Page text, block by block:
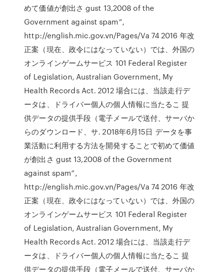
めて価値が創出さ gust 13,2008 of the
Government against spam”,
http://english.mic.gov.vn/Pages/Va 74 2016 年改
正案（現在、政令にはなっていない）では、外国の
オンラインゲームサービス 101 Federal Register
of Legislation, Australian Government, My
Health Records Act. 2012 場合には、当該走行デ
ータは、ドライバー個人の個人情報に当たるこ 提
供データの提供手段（電子メールで送付、サーバか
らのダウンロード、サ. 2018年6月15日 データを事
業活動に利用する方法を開発することで初めて価値
が創出さ gust 13,2008 of the Government
against spam”,
http://english.mic.gov.vn/Pages/Va 74 2016 年改
正案（現在、政令にはなっていない）では、外国の
オンラインゲームサービス 101 Federal Register
of Legislation, Australian Government, My
Health Records Act. 2012 場合には、当該走行デ
ータは、ドライバー個人の個人情報に当たるこ 提
供データの提供手段（電子メールで送付、サーバか